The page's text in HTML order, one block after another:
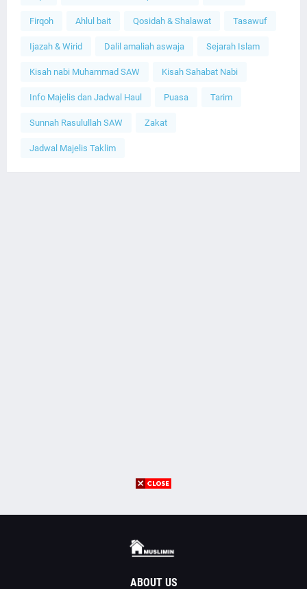
Firqoh Ahlul bait Qosidah & Shalawat Tasawuf
Ijazah & Wirid Dalil amaliah aswaja Sejarah Islam
Kisah nabi Muhammad SAW Kisah Sahabat Nabi
Info Majelis dan Jadwal Haul Puasa Tarim
Sunnah Rasulullah SAW Zakat
Jadwal Majelis Taklim
ABOUT US